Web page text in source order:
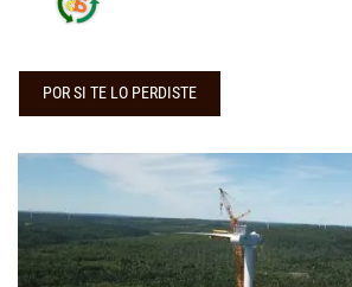
POR SI TE LO PERDISTE